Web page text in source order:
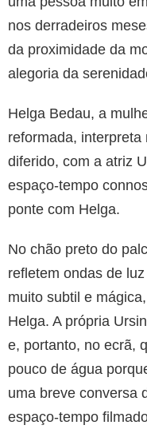
nos derradeiros
da proximidade da
alegoria da
Helga Bedau, a
reformada,
diferido, com a atriz
espaço-tempo
ponte com Helga.
No chão preto do
refletem ondas de
muito subtil e
Helga. A própria
e, portanto, no ecrã,
pouco de água
uma breve conversa
espaço-tempo